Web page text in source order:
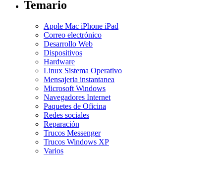
Temario
Apple Mac iPhone iPad
Correo electrónico
Desarrollo Web
Dispositivos
Hardware
Linux Sistema Operativo
Mensajeria instantanea
Microsoft Windows
Navegadores Internet
Paquetes de Oficina
Redes sociales
Reparación
Trucos Messenger
Trucos Windows XP
Varios